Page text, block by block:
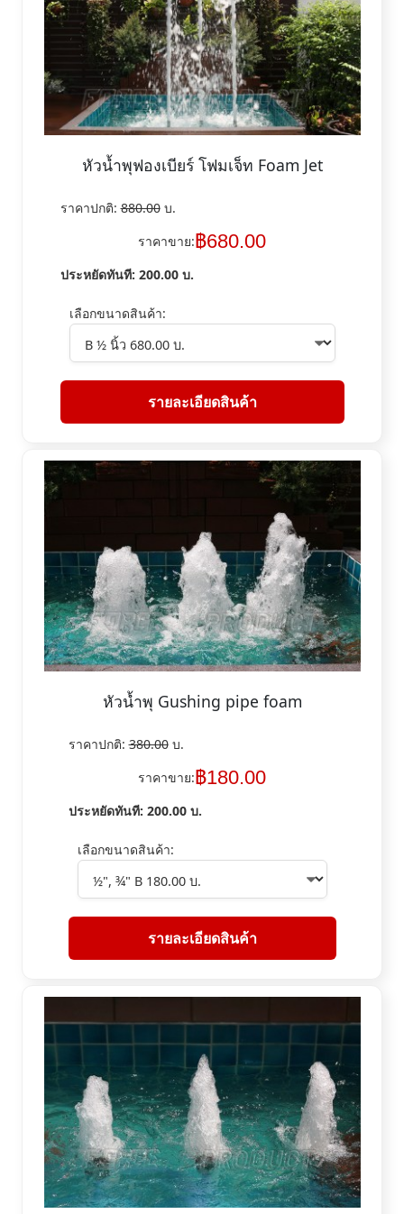
หัวน้ำพุฟองเบียร์ โฟมเจ็ท Foam Jet
ราคาปกติ:880.00บ.
ราคาขาย:฿680.00
ประหยัดทันที: 200.00บ.
เลือกขนาดสินค้า:
รายละเอียดสินค้า
หัวน้ำพุ Gushing pipe foam
ราคาปกติ:380.00บ.
ราคาขาย:฿180.00
ประหยัดทันที: 200.00บ.
เลือกขนาดสินค้า:
รายละเอียดสินค้า